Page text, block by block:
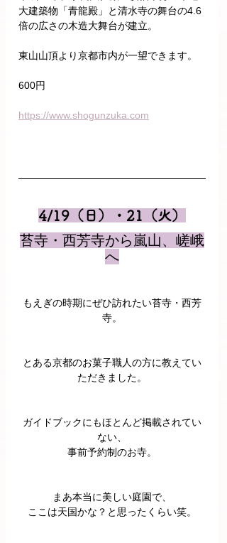
大建築物「青龍殿」と清水寺の舞台の4.6
倍の広さの木造大舞台が建立。
東山山頂より京都市内が一望できます。
600円
https://www.shogunzuka.com
4/19（日）・21（火）
苔寺・西芳寺から嵐山、嵯峨
へ
もえぎの時期にぜひ訪れたい苔寺・西芳
寺。
とある京都のお菓子職人の方に教えてい
ただきました。
ガイドブックにもほとんど掲載されてい
ない、
事前予約制のお寺。
まあ本当に美しい庭園で、
ここは天国かな？と思ったくらい笑。